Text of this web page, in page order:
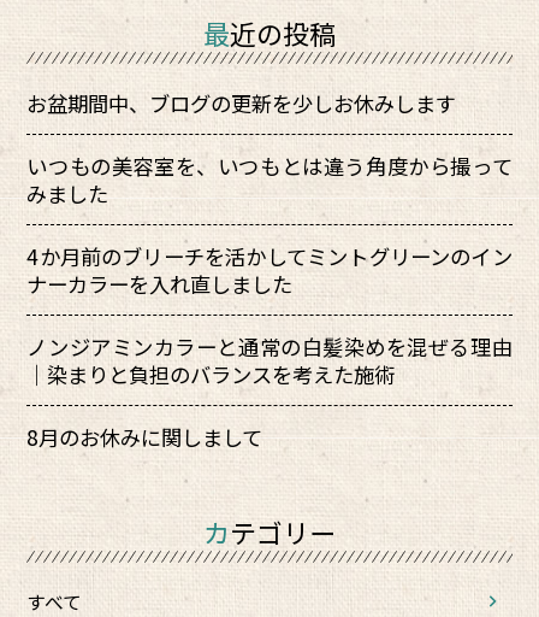
最近の投稿
お盆期間中、ブログの更新を少しお休みします
いつもの美容室を、いつもとは違う角度から撮って
みました
4か月前のブリーチを活かしてミントグリーンのイン
ナーカラーを入れ直しました
ノンジアミンカラーと通常の白髪染めを混ぜる理由
｜染まりと負担のバランスを考えた施術
8月のお休みに関しまして
カテゴリー
すべて